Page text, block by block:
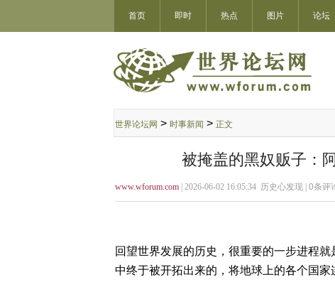
首页 即时 热点 图片 论坛
世界论坛网 > 时事新闻 > 正文
被掩盖的黑奴贩子：
www.wforum.com | 2026-06-02 16:05:34 历史心发现 | 0条评
回望世界发展的历史，很重要的一步进程
中终于被开拓出来的，将地球上的各个国